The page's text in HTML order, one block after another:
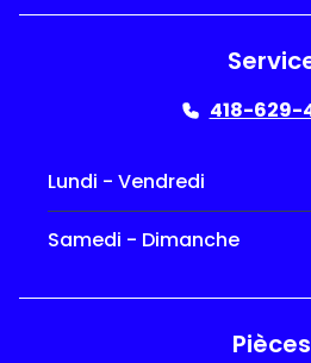
418-629-
Lundi - Vendredi
Samedi - Dimanche
Pièces